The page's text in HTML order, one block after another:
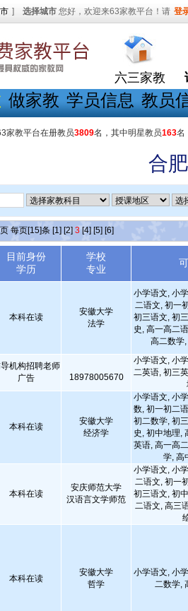
] 选择城市 您好，欢迎来63家教平台！请 登
六三家教
做家教 学员信息 教员
家教平台在册教员3809名，其中明星教员163名
合
每页[15]条 [1] [2] 3 [4] [5] [6]
目前身份
学历
学校
专业
本科在读
安徽大学
法学
小学语文, 小
二语文, 初一
初三语文, 初
史, 高一高二
高二数学
机构招聘老师
广告
18978005670
小学语文, 小
二英语, 初三
本科在读
安徽大学
经济学
小学语文, 小
数, 初一初二
初二数学, 初
史, 初中地理,
英语, 高一高
学, 高
本科在读
安庆师范大学
汉语言文学师范
小学语文, 小
二语文, 初一
初三语文, 初
二语文, 高三
本科在读
安徽大学
哲学
小学语文, 小
二数学,